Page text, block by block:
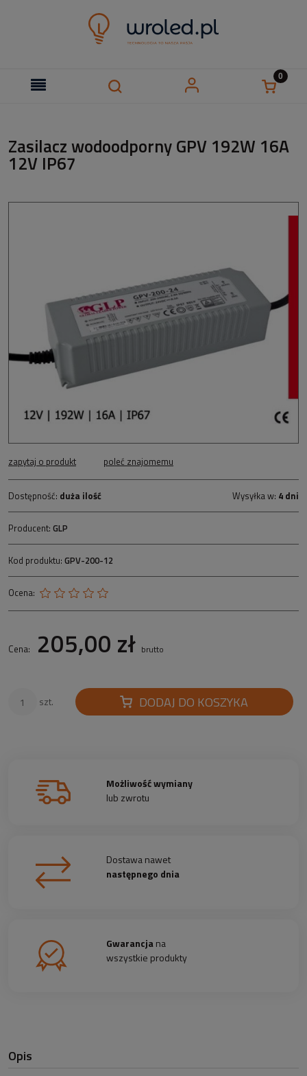
Zasilacz wodoodporny GPV 192W 16A
12V IP67
zapytaj o produkt poleć znajomemu
Dostępność: duża ilość Wysyłka w: 4 dni
Producent: GLP
Kod produktu: GPV-200-12
Ocena:
Cena: 205,00 zł brutto
szt. DODAJ DO KOSZYKA
Możliwość wymiany
lub zwrotu
Dostawa nawet
następnego dnia
Gwarancjana
wszystkie produkty
Opis